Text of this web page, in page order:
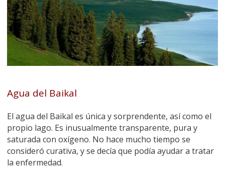
Agua del Baikal
El agua del Baikal es única y sorprendente, así como el
propio lago. Es inusualmente transparente, pura y
saturada con oxígeno. No hace mucho tiempo se
consideró curativa, y se decía que podía ayudar a tratar
la enfermedad.